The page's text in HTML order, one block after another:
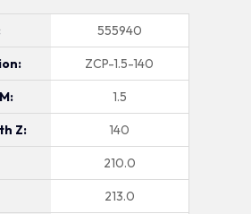
555940
ZCP-1.5-140
1.5
Z: 140
210.0
213.0